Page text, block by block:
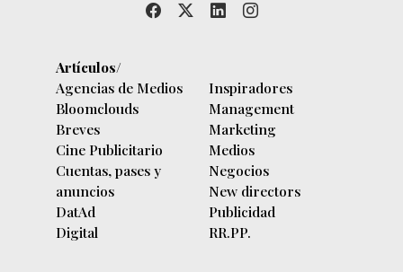
Artículos/
Agencias de Medios
Bloomclouds
Breves
Cine Publicitario
Cuentas, pases y
anuncios
DatAd
Digital
Inspiradores
Management
Marketing
Medios
Negocios
New directors
Publicidad
RR.PP.